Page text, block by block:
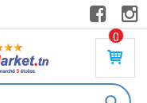
0
PR
DU